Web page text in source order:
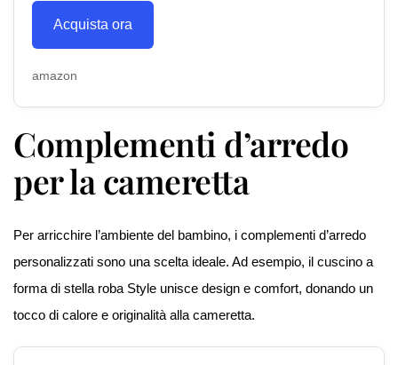
Acquista ora
amazon
Complementi d’arredo
per la cameretta
Per arricchire l’ambiente del bambino, i complementi d’arredo
personalizzati sono una scelta ideale. Ad esempio, il cuscino a
forma di stella roba Style unisce design e comfort, donando un
tocco di calore e originalità alla cameretta.